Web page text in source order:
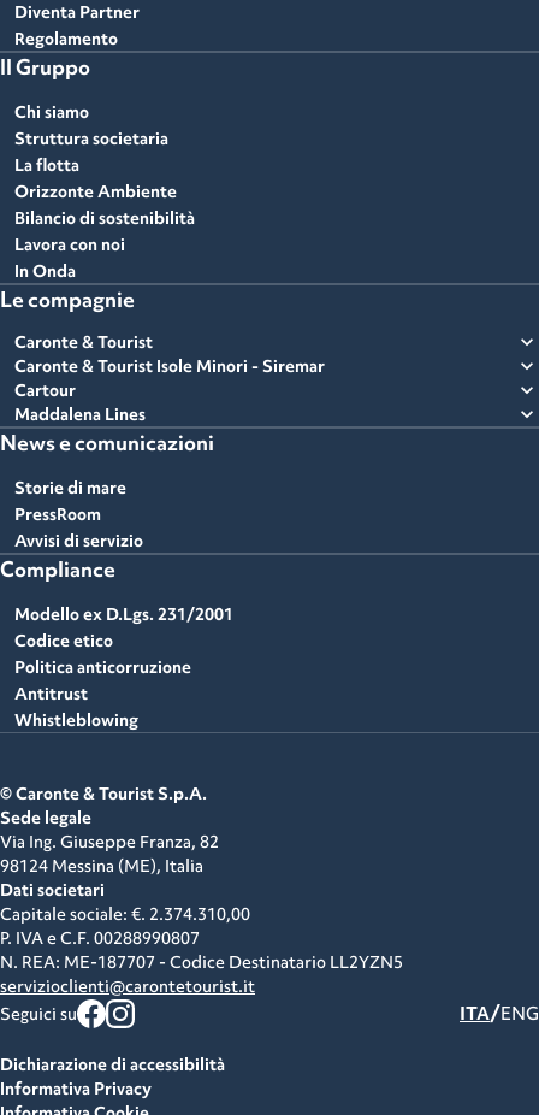
Diventa Partner
Regolamento
Il Gruppo
Chi siamo
Struttura societaria
La flotta
Orizzonte Ambiente
Bilancio di sostenibilità
Lavora con noi
In Onda
Le compagnie
Caronte & Tourist expand_more
Caronte & Tourist Isole Minori - Siremar expand_more
Cartour expand_more
Maddalena Lines expand_more
News e comunicazioni
Storie di mare
PressRoom
Avvisi di servizio
Compliance
Modello ex D.Lgs. 231/2001
Codice etico
Politica anticorruzione
Antitrust
Whistleblowing
© Caronte & Tourist S.p.A.
Sede legale
Via Ing. Giuseppe Franza, 82
98124 Messina (ME), Italia
Dati societari
Capitale sociale: €. 2.374.310,00
P. IVA e C.F. 00288990807
N. REA: ME-187707 - Codice Destinatario LL2YZN5
servizioclienti@carontetourist.it
Seguici su
ITA/ENG
Dichiarazione di accessibilità
Informativa Privacy